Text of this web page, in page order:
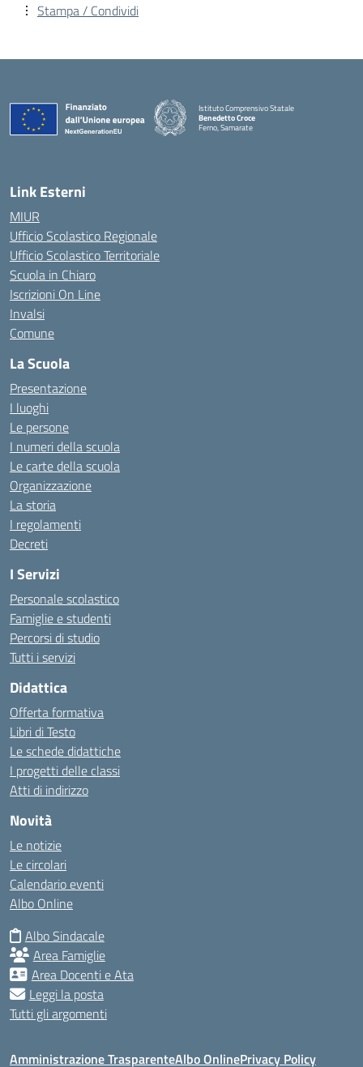
Stampa / Condividi
Istituto Comprensivo Statale
Benedetto Croce
Ferno, Samarate
Link Esterni
MIUR
Ufficio Scolastico Regionale
Ufficio Scolastico Territoriale
Scuola in Chiaro
Iscrizioni On Line
Invalsi
Comune
La Scuola
Presentazione
I luoghi
Le persone
I numeri della scuola
Le carte della scuola
Organizzazione
La storia
I regolamenti
Decreti
I Servizi
Personale scolastico
Famiglie e studenti
Percorsi di studio
Tutti i servizi
Didattica
Offerta formativa
Libri di Testo
Le schede didattiche
I progetti delle classi
Atti di indirizzo
Novità
Le notizie
Le circolari
Calendario eventi
Albo Online
Albo Sindacale
Area Famiglie
Area Docenti e Ata
Leggi la posta
Tutti gli argomenti
Amministrazione TrasparenteAlbo OnlinePrivacy Policy